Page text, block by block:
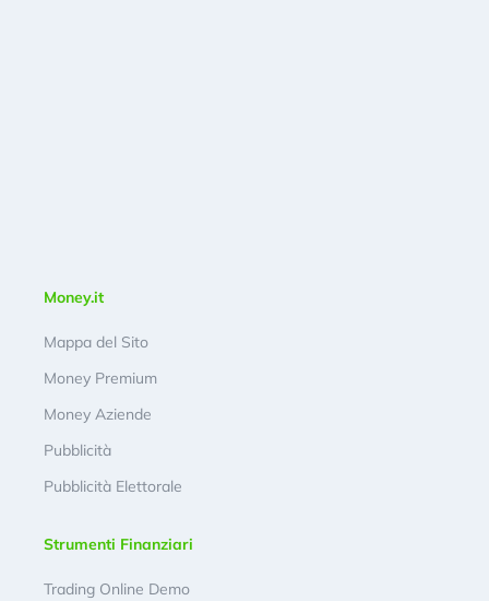
Money.it
Mappa del Sito
Money Premium
Money Aziende
Pubblicità
Pubblicità Elettorale
Strumenti Finanziari
Trading Online Demo